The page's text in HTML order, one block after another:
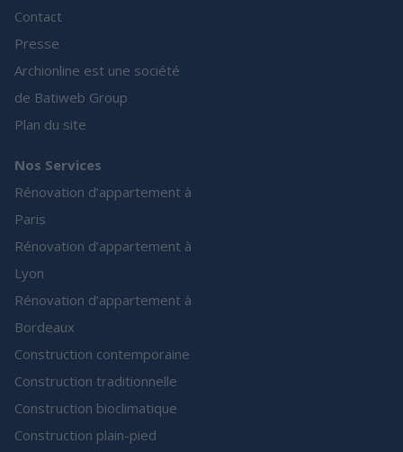
Contact
Presse
Archionline est une société
de Batiweb Group
Plan du site
Nos Services
Rénovation d’appartement à
Paris
Rénovation d’appartement à
Lyon
Rénovation d’appartement à
Bordeaux
Construction contemporaine
Construction traditionnelle
Construction bioclimatique
Construction plain-pied